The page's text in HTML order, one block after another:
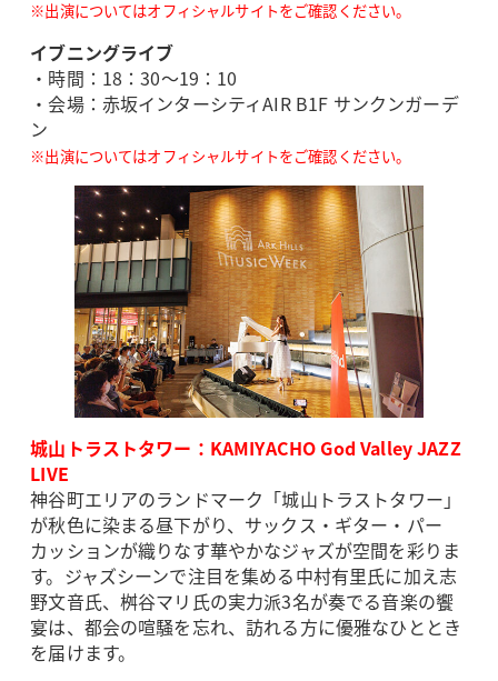
※出演についてはオフィシャルサイトをご確認ください。
イブニングライブ
・時間：18：30～19：10
・会場：赤坂インターシティAIR B1F サンクンガーデ
ン
※出演についてはオフィシャルサイトをご確認ください。
城山トラストタワー：KAMIYACHO God Valley JAZZ
LIVE
神谷町エリアのランドマーク「城山トラストタワー」
が秋色に染まる昼下がり、サックス・ギター・パー
カッションが織りなす華やかなジャズが空間を彩りま
す。ジャズシーンで注目を集める中村有里氏に加え志
野文音氏、桝谷マリ氏の実力派3名が奏でる音楽の饗
宴は、都会の喧騒を忘れ、訪れる方に優雅なひととき
を届けます。